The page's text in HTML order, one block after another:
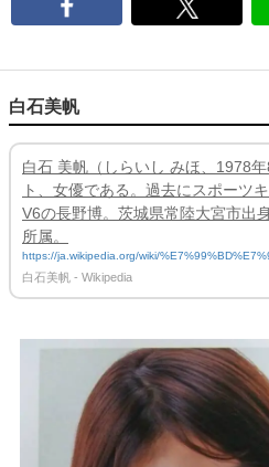
白石美帆
白石 美帆（しらいし みほ、1978
ト、女優である。過去にスポーツ
V6の長野博。茨城県常陸大宮市出
所属。
https://ja.wikipedia.org/wiki/
白石美帆 - Wikipedia